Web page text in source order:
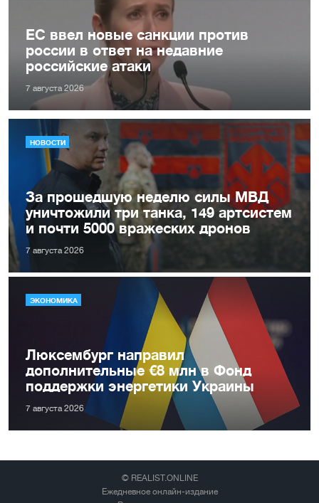
ЕС ввел новые санкции против
россии в ответ на недавние
российские атаки
7 августа 2026
НОВОСТИ
За прошедшую неделю силы МВД
уничтожили три танка, 149 артсистем
и почти 5000 вражеских дронов
7 августа 2026
ЭКОНОМИКА
Люксембург направил
дополнительные €8 млн в Фонд
поддержки энергетики Украины
7 августа 2026
© REALIST.ONLINE
Ежедневное онлайн-издание